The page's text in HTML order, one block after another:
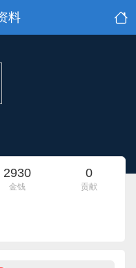
料
2930
金钱
0
贡献